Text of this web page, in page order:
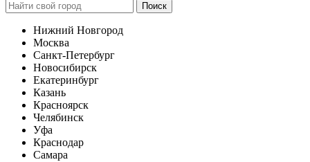
Поиск
Нижний Новгород
Москва
Санкт-Петербург
Новосибирск
Екатеринбург
Казань
Красноярск
Челябинск
Уфа
Краснодар
Самара